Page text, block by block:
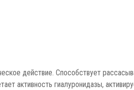
действие. Способствует
активность гиалуронидазы,